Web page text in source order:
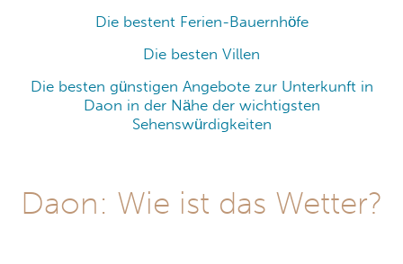
Die bestent Ferien-Bauernhöfe
Die besten Villen
Die besten günstigen Angebote zur Unterkunft in
Daon in der Nähe der wichtigsten
Sehenswürdigkeiten
Daon: Wie ist das Wetter?